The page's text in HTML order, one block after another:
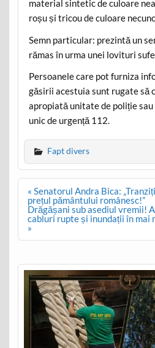
material sintetic de culoare
roșu și tricou de culoare
Semn particular: prezintă un
rămas în urma unei lovituri
Persoanele care pot furniza
găsirii acestuia sunt rugate să
apropiată unitate de poliție sau
unic de urgență 112.
Fapt divers
Post
navigation
« Senatorul Andra Bica:
prețul pământului românesc!”
Drăgășani sub asediul vremii!
cabluri rupte și inundații în mai
»